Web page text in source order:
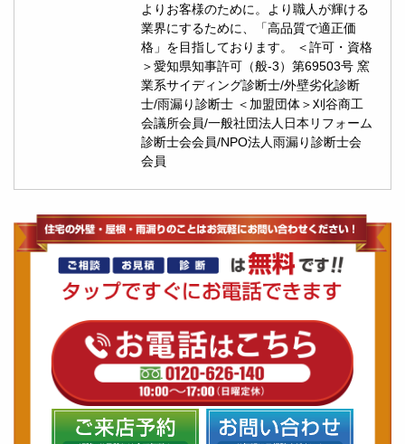
よりお客様のために。より職人が輝ける
業界にするために、「高品質で適正価
格」を目指しております。 ＜許可・資格
＞愛知県知事許可（般-3）第69503号 窯
業系サイディング診断士/外壁劣化診断
士/雨漏り診断士 ＜加盟団体＞刈谷商工
会議所会員/一般社団法人日本リフォーム
診断士会会員/NPO法人雨漏り診断士会
会員